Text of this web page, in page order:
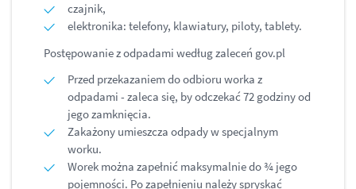
czajnik,
elektronika: telefony, klawiatury, piloty, tablety.
Postępowanie z odpadami według zaleceń gov.pl
Przed przekazaniem do odbioru worka z
odpadami - zaleca się, by odczekać 72 godziny od
jego zamknięcia.
Zakażony umieszcza odpady w specjalnym
worku.
Worek można zapełnić maksymalnie do ¾ jego
pojemności. Po zapełnieniu należy spryskać